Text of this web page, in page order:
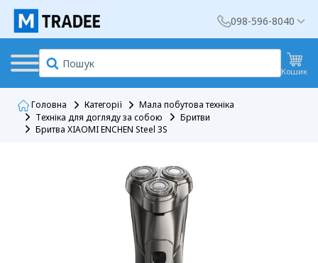
098-596-8040
Кошик
Головна Категорії
Мала побутова техніка
Техніка для догляду за собою
Бритви
Бритва XIAOMI ENCHEN Steel 3S